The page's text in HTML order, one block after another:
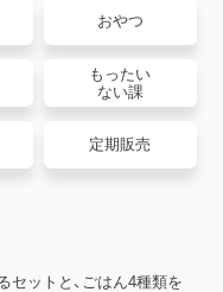
おやつ
もったい
ない課
定期販売
セットと、ごはん4種類を